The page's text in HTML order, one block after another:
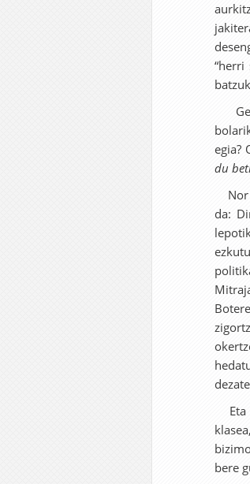
“herri
egia?
du
Nor
da:
Eta
bere